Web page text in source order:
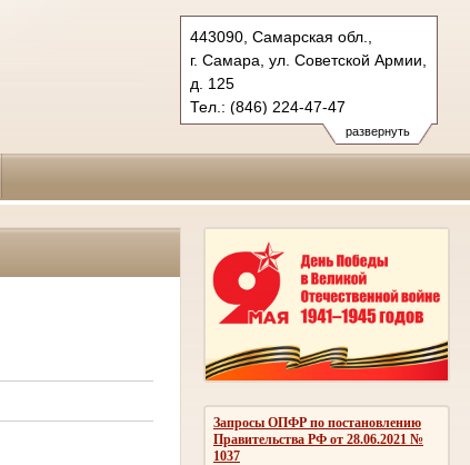
развернуть
443090, Самарская обл.,
г. Самара, ул. Советской Армии,
д. 125
Тел.: (846) 224-47-47
sovetsky.sam@sudrf.ru
Запросы ОПФР по постановлению
Правительства РФ от 28.06.2021 №
1037